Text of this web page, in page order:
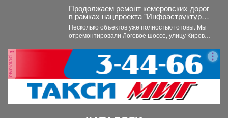
Продолжаем ремонт кемеровских дорог
в рамках нацпроекта "Инфраструктура
для жизни"
Несколько объектов уже полностью готовы. Мы
отремонтировали Логовое шоссе, улицу Кирова
реклама